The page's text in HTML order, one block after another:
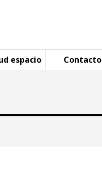
espacio Contacto